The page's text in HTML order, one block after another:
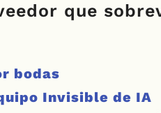
que
bodas
Invisible de IA